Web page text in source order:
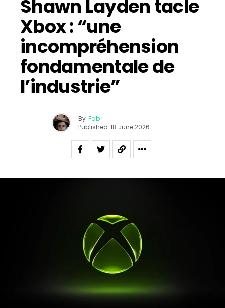
Shawn Layden tacle
Xbox : “une
incompréhension
fondamentale de
l’industrie”
By Fab !
Published 18 June 2026